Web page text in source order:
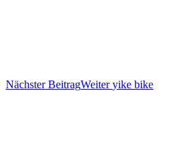
Nächster BeitragWeiter yike bike